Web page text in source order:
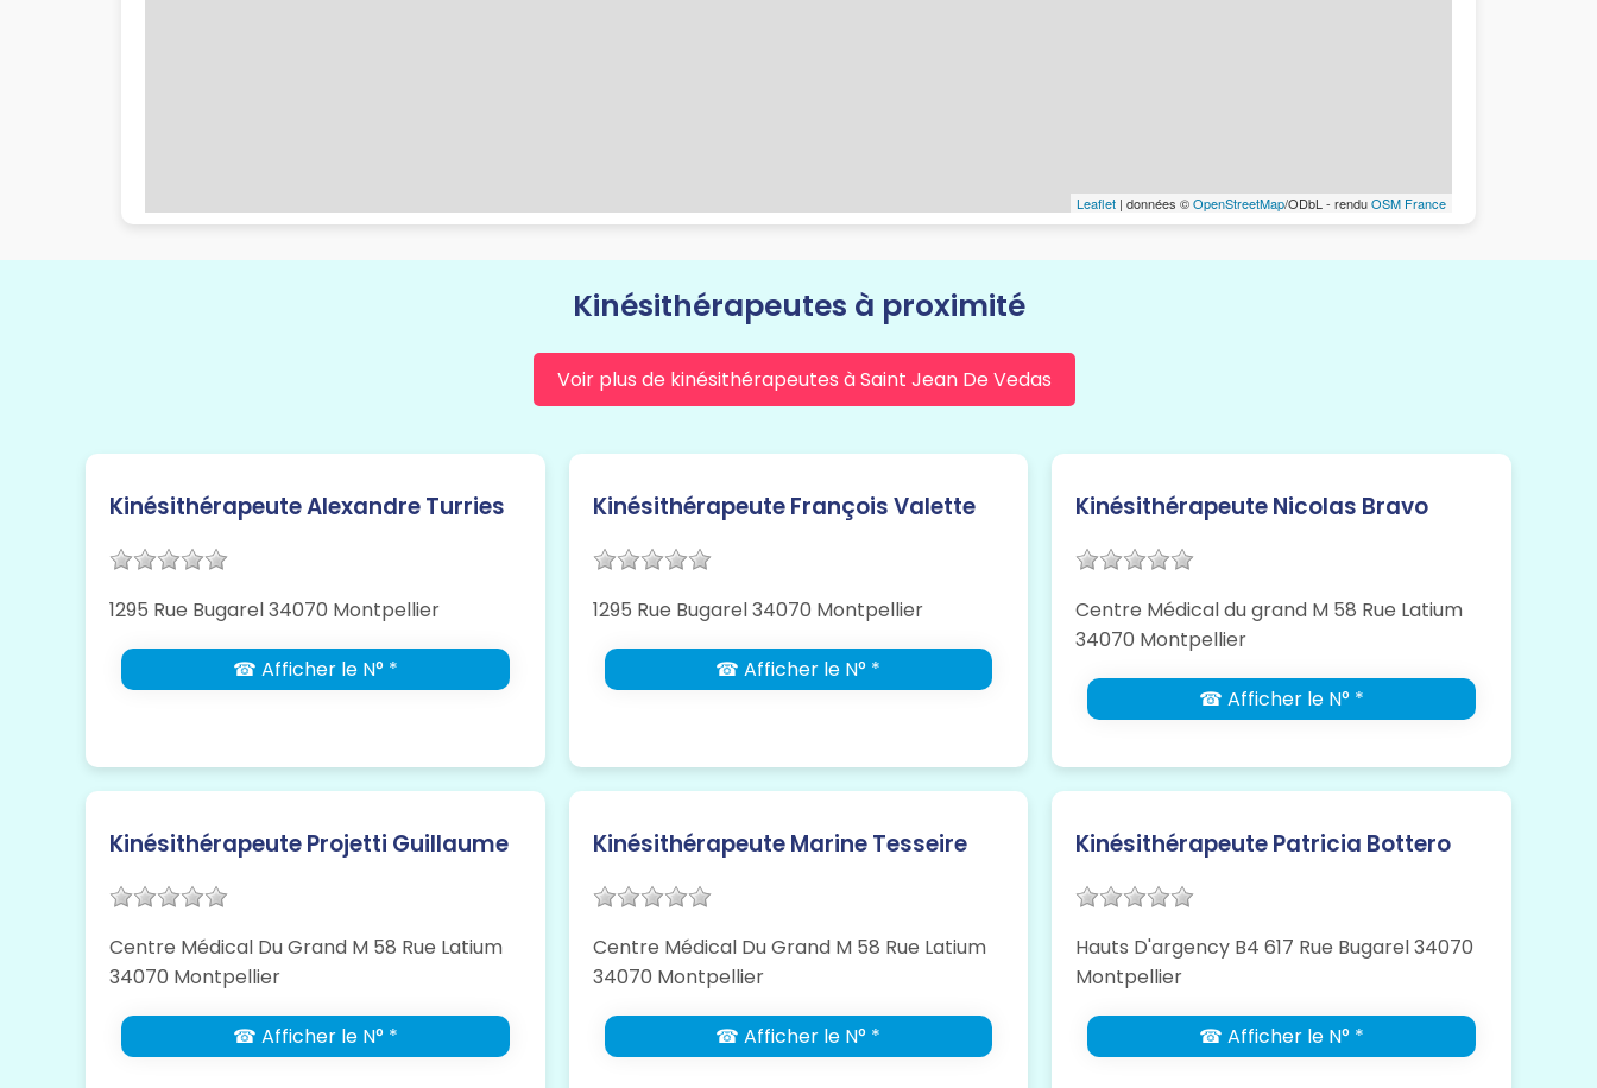
Leaflet | données ©OpenStreetMap/ODbL - renduOSM France
Kinésithérapeutes à proximité
Voir plus de kinésithérapeutes à Saint Jean De Vedas
Kinésithérapeute Alexandre Turries
1295 Rue Bugarel 34070 Montpellier
☎ Afficher le N° *
Kinésithérapeute François Valette
1295 Rue Bugarel 34070 Montpellier
☎ Afficher le N° *
Kinésithérapeute Nicolas Bravo
Centre Médical du grand M 58 Rue Latium
34070 Montpellier
☎ Afficher le N° *
Kinésithérapeute Projetti Guillaume
Centre Médical Du Grand M 58 Rue Latium
34070 Montpellier
☎ Afficher le N° *
Kinésithérapeute Marine Tesseire
Centre Médical Du Grand M 58 Rue Latium
34070 Montpellier
☎ Afficher le N° *
Kinésithérapeute Patricia Bottero
Hauts D'argency B4 617 Rue Bugarel 34070
Montpellier
☎ Afficher le N° *